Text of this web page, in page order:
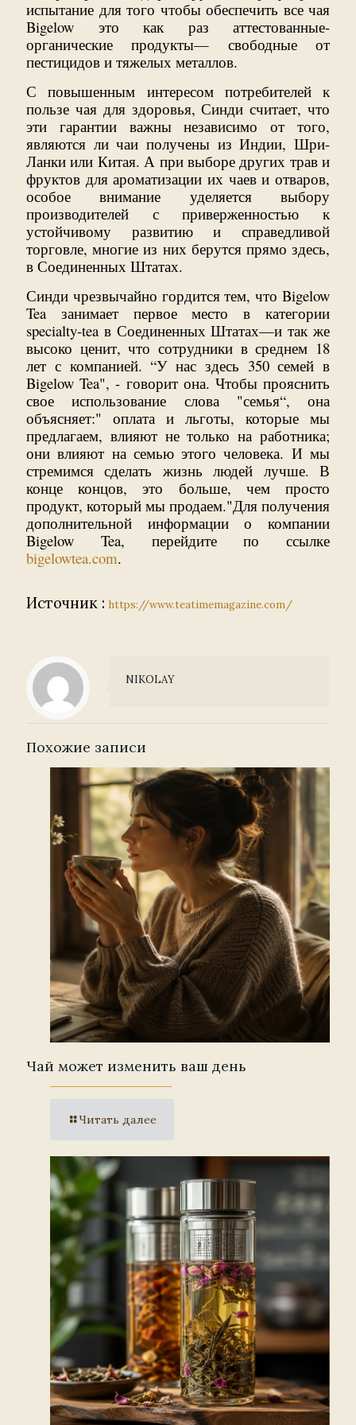
испытание для того чтобы обеспечить все чая
Bigelow это как раз аттестованные-
органические продукты— свободные от
пестицидов и тяжелых металлов.
С повышенным интересом потребителей к
пользе чая для здоровья, Синди считает, что
эти гарантии важны независимо от того,
являются ли чаи получены из Индии, Шри-
Ланки или Китая. А при выборе других трав и
фруктов для ароматизации их чаев и отваров,
особое внимание уделяется выбору
производителей с приверженностью к
устойчивому развитию и справедливой
торговле, многие из них берутся прямо здесь,
в Соединенных Штатах.
Синди чрезвычайно гордится тем, что Bigelow
Tea занимает первое место в категории
specialty-tea в Соединенных Штатах—и так же
высоко ценит, что сотрудники в среднем 18
лет с компанией. “У нас здесь 350 семей в
Bigelow Tea", - говорит она. Чтобы прояснить
свое использование слова "семья“, она
объясняет:" оплата и льготы, которые мы
предлагаем, влияют не только на работника;
они влияют на семью этого человека. И мы
стремимся сделать жизнь людей лучше. В
конце концов, это больше, чем просто
продукт, который мы продаем."Для получения
дополнительной информации о компании
Bigelow Tea, перейдите по ссылке
bigelowtea.com.
Источник : https://www.teatimemagazine.com/
NIKOLAY
Похожие записи
Чай может изменить ваш день
Читать далее